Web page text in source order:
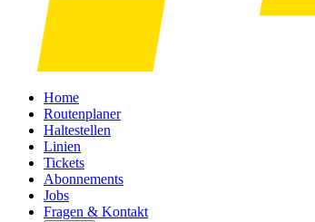
Home
Routenplaner
Haltestellen
Linien
Tickets
Abonnements
Jobs
Fragen & Kontakt